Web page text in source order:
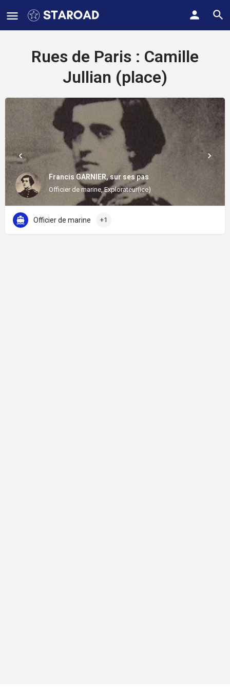
Rues de Paris : Camille
Jullian (place)
Francis GARNIER, sur ses pas
Officier de marine, Explorateur(ice)
Officier de marine +1